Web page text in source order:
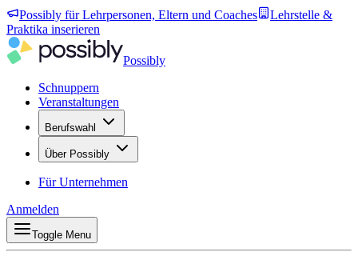
Possibly für Lehrpersonen, Eltern und Coaches
Lehrstelle &
Praktika inserieren
Possibly
Schnuppern
Veranstaltungen
Berufswahl
Über Possibly
Für Unternehmen
Anmelden
Toggle Menu